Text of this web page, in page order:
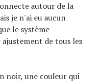
autour de la
je n'ai eu aucun
le système
de tous les
noir, une couleur qui